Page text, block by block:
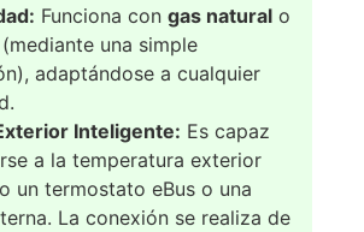
Funciona congas natural o
(mediante una simple
adaptándose a cualquier
Inteligente: Es capaz
a la temperatura exterior
un termostato eBus o una
La conexión se realiza de